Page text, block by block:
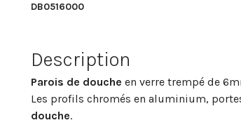
DB0516000
Description
Parois de douche en verre trempé de
Les profils chromés en aluminium,
douche.